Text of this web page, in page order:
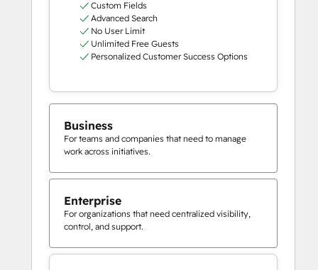
Custom Fields
Advanced Search
No User Limit
Unlimited Free Guests
Personalized Customer Success Options
Business
For teams and companies that need to manage
work across initiatives.
Enterprise
For organizations that need centralized visibility,
control, and support.